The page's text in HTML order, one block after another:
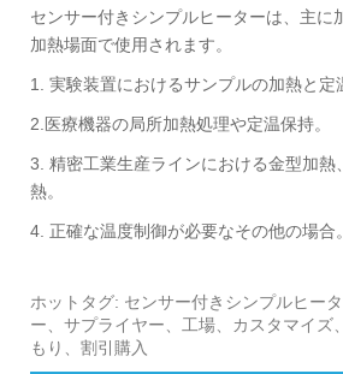
センサー付きシンプルヒーターは、主に
加熱場面で使用されます。
1. 実験装置におけるサンプルの加熱と定
‌2.医療機器の局所加熱処理や定温保持。 ‌
3. 精密工業生産ラインにおける金型加熱
熱。 ‌
4. 正確な温度制御が必要なその他の場合。
ホットタグ: センサー付きシンプルヒー
ー、サプライヤー、工場、カスタマイズ
もり、割引購入